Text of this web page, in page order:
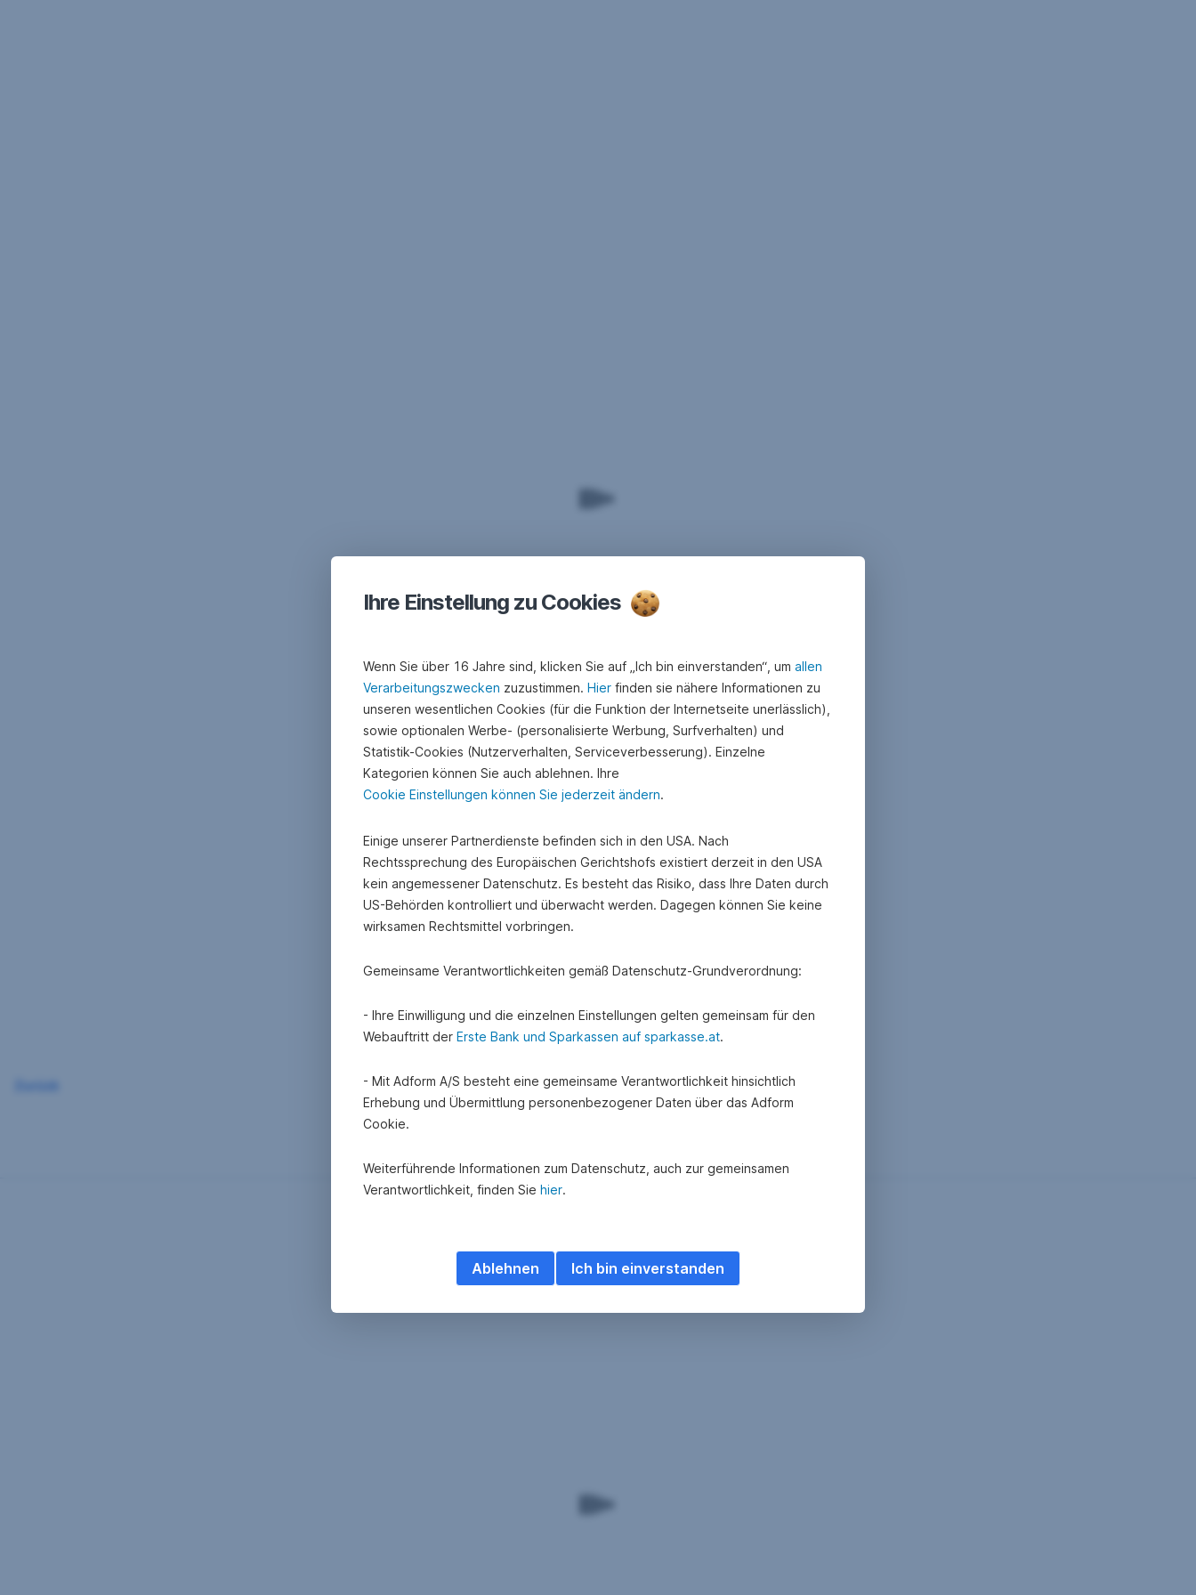
Ihre Einstellung zu Cookies
Wenn Sie über 16 Jahre sind, klicken Sie auf „Ich bin einverstanden“, um allen
Verarbeitungszwecken zuzustimmen. Hier finden sie nähere Informationen zu
unseren wesentlichen Cookies (für die Funktion der Internetseite unerlässlich),
sowie optionalen Werbe- (personalisierte Werbung, Surfverhalten) und
Statistik-Cookies (Nutzerverhalten, Serviceverbesserung). Einzelne
Kategorien können Sie auch ablehnen. Ihre
Cookie Einstellungen können Sie jederzeit ändern.
Einige unserer Partnerdienste befinden sich in den USA. Nach
Rechtssprechung des Europäischen Gerichtshofs existiert derzeit in den USA
kein angemessener Datenschutz. Es besteht das Risiko, dass Ihre Daten durch
US-Behörden kontrolliert und überwacht werden. Dagegen können Sie keine
wirksamen Rechtsmittel vorbringen.
Gemeinsame Verantwortlichkeiten gemäß Datenschutz-Grundverordnung:
- Ihre Einwilligung und die einzelnen Einstellungen gelten gemeinsam für den
Webauftritt der Erste Bank und Sparkassen auf sparkasse.at.
- Mit Adform A/S besteht eine gemeinsame Verantwortlichkeit hinsichtlich
Erhebung und Übermittlung personenbezogener Daten über das Adform
Cookie.
Weiterführende Informationen zum Datenschutz, auch zur gemeinsamen
Verantwortlichkeit, finden Sie hier.
Ich bin einverstanden
Ablehnen